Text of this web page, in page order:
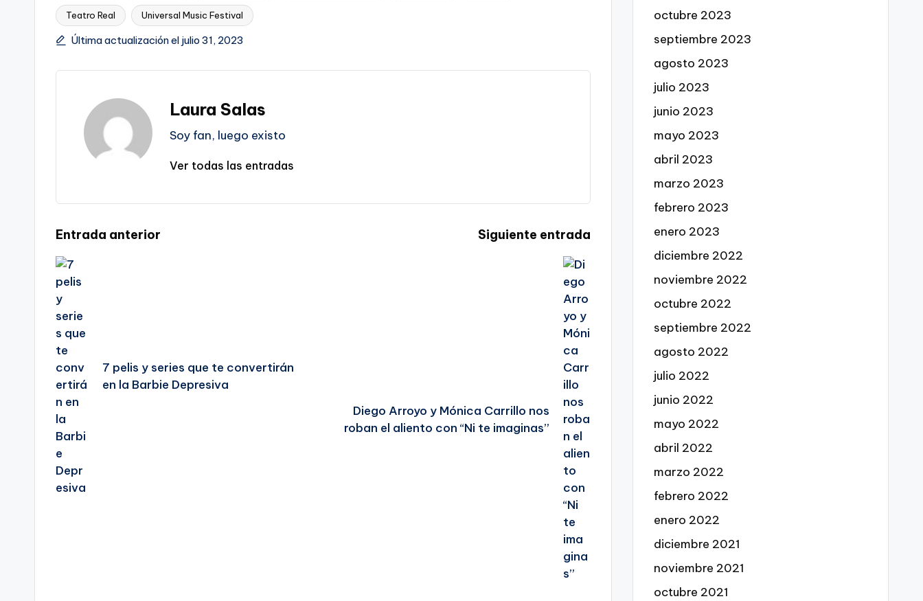
Etiquetas:
Teatro Real Universal Music Festival
Última actualización el julio 31, 2023
Laura Salas
Soy fan, luego existo
Ver todas las entradas
Navegación
de
entradas
Entrada anterior
7 pelis y series que te convertirán
en la Barbie Depresiva
Siguiente entrada
Diego Arroyo y Mónica Carrillo nos
roban el aliento con “Ni te imaginas”
octubre 2023
septiembre 2023
agosto 2023
julio 2023
junio 2023
mayo 2023
abril 2023
marzo 2023
febrero 2023
enero 2023
diciembre 2022
noviembre 2022
octubre 2022
septiembre 2022
agosto 2022
julio 2022
junio 2022
mayo 2022
abril 2022
marzo 2022
febrero 2022
enero 2022
diciembre 2021
noviembre 2021
octubre 2021